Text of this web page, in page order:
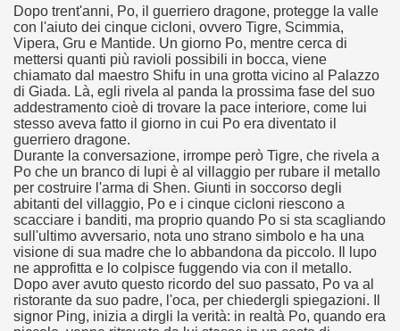
Dopo trent'anni, Po, il guerriero dragone, protegge la valle
con l'aiuto dei cinque cicloni, ovvero Tigre, Scimmia,
Vipera, Gru e Mantide. Un giorno Po, mentre cerca di
mettersi quanti più ravioli possibili in bocca, viene
chiamato dal maestro Shifu in una grotta vicino al Palazzo
di Giada. Là, egli rivela al panda la prossima fase del suo
addestramento cioè di trovare la pace interiore, come lui
stesso aveva fatto il giorno in cui Po era diventato il
guerriero dragone.
Durante la conversazione, irrompe però Tigre, che rivela a
Po che un branco di lupi è al villaggio per rubare il metallo
per costruire l'arma di Shen. Giunti in soccorso degli
abitanti del villaggio, Po e i cinque cicloni riescono a
scacciare i banditi, ma proprio quando Po si sta scagliando
sull'ultimo avversario, nota uno strano simbolo e ha una
visione di sua madre che lo abbandona da piccolo. Il lupo
ne approfitta e lo colpisce fuggendo via con il metallo.
Dopo aver avuto questo ricordo del suo passato, Po va al
ristorante da suo padre, l'oca, per chiedergli spiegazioni. Il
signor Ping, inizia a dirgli la verità: in realtà Po, quando era